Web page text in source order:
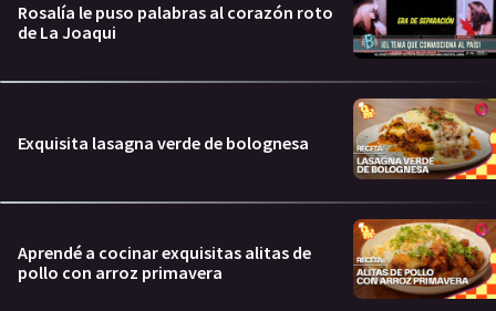
Rosalía le puso palabras al corazón roto
de La Joaqui
Exquisita lasagna verde de bolognesa
Aprendé a cocinar exquisitas alitas de
pollo con arroz primavera